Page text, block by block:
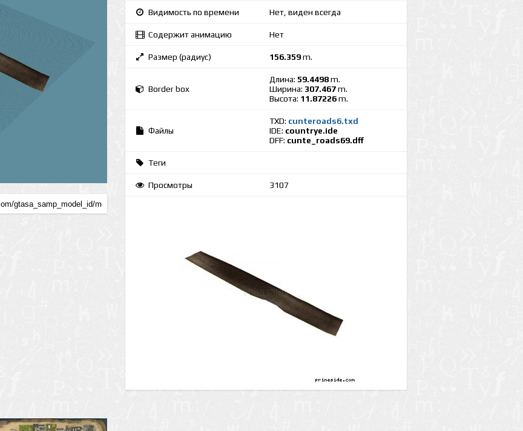
Видимость по времени Нет, виден всегда
Содержит анимацию Нет
Размер (радиус) 156.359m.
Border box
Длина: 59.4498m.
Ширина: 307.467m.
Высота: 11.87226m.
Файлы
TXD: cunteroads6.txd
IDE: countrye.ide
DFF: cunte_roads69.dff
Теги
Просмотры 3107